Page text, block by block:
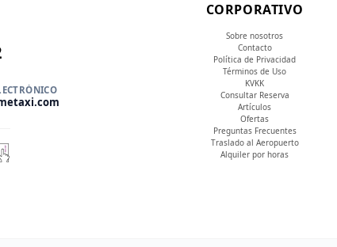
CORPORATIVO
Sobre nosotros
Contacto
Política de Privacidad
Términos de Uso
KVKK
Consultar Reserva
Artículos
Ofertas
Preguntas Frecuentes
Traslado al Aeropuerto
Alquiler por horas